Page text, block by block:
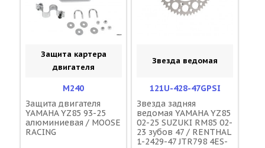
Защита картера
двигателя
M240
Защита двигателя
YAMAHA YZ85 93-25
алюминиевая / MOOSE
RACING
Звезда ведомая
121U-428-47GPSI
Звезда задняя
ведомая YAMAHA YZ85
02-25 SUZUKI RM85 02-
23 зубов 47 / RENTHAL
1-2429-47 JTR798 4ES-